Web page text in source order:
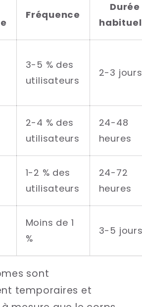
Fréquence
Durée
3-5 % des
utilisateurs
2-3 jours
2-4 % des
utilisateurs
24-48
heures
1-2 % des
utilisateurs
24-72
heures
Moins de 1
%
3-5
sont
temporaires et